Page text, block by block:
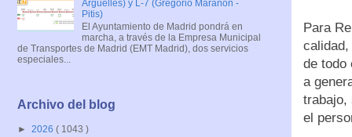
Para
de todo
a
trabajo,
el
Argüelles) y L-7 (Gregorio Marañón -
Pitis)
El Ayuntamiento de Madrid pondrá en
marcha, a través de la Empresa Municipal
de Transportes de Madrid (EMT Madrid), dos servicios
especiales...
Archivo del blog
► 2026 ( 1043 )